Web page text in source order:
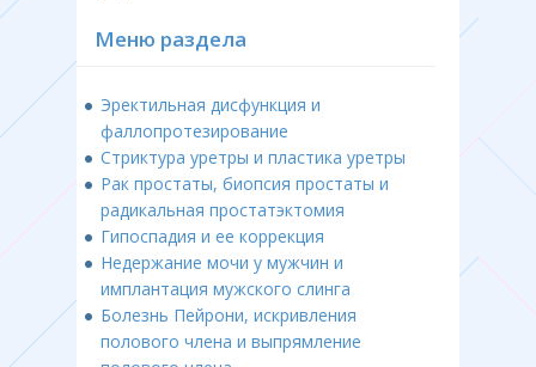
Меню раздела
Эректильная дисфункция и
фаллопротезирование
Стриктура уретры и пластика уретры
Рак простаты, биопсия простаты и
радикальная простатэктомия
Гипоспадия и ее коррекция
Недержание мочи у мужчин и
имплантация мужского слинга
Болезнь Пейрони, искривления
полового члена и выпрямление